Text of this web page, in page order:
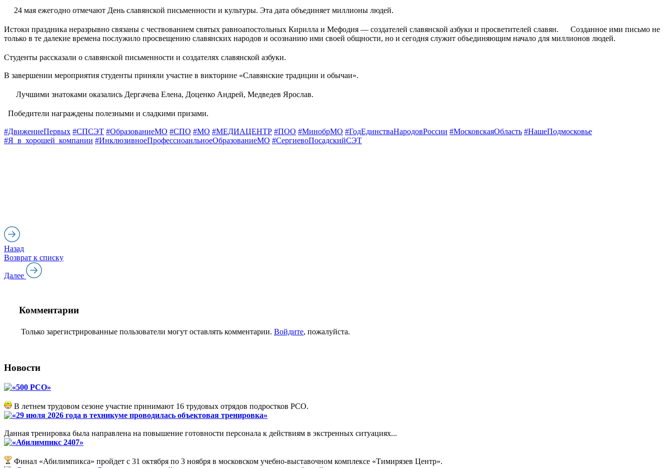
24 мая ежегодно отмечают День славянской письменности и культуры. Эта дата объединяет миллионы людей.
Истоки праздника неразрывно связаны с чествованием святых равноапостольных Кирилла и Мефодия — создателей славянской азбуки и просветителей славян.
Созданное ими письмо не
только в те далекие времена послужило просвещению славянских народов и осознанию ими своей общности, но и сегодня служит объединяющим начало для миллионов людей.
Студенты рассказали о славянской письменности и создателях славянской азбуки.
В завершении мероприятия студенты приняли участие в викторине «Славянские традиции и обычаи».
Лучшими знатоками оказались Дергачева Елена, Доценко Андрей, Медведев Ярослав.
Победители награждены полезными и сладкими призами.
#ДвижениеПервых #СПСЭТ #ОбразованиеМО #СПО #МО #МЕДИАЦЕНТР #ПОО #МинобрМО #ГодЕдинстваНародовРоссии #МосковскаяОбласть #НашеПодмосковье
#Я_в_хорошей_компании #ИнклюзивноеПрофессиоанльноеОбразованиеМО #СергиевоПосадскийСЭТ
Назад
Возврат к списку
Далее
Комментарии
Только зарегистрированные пользователи могут оставлять комментарии. Войдите, пожалуйста.
Новости
«500 РСО»
В летнем трудовом сезоне участие принимают 16 трудовых отрядов подростков РСО.
«29 июля 2026 года в техникуме проводилась объектовая тренировка»
Данная тренировка была направлена на повышение готовности персонала к действиям в экстренных ситуациях...
«Абилимпикс 2407»
Финал «Абилимпикса» пройдет с 31 октября по 3 ноября в московском учебно-выставочном комплексе «Тимирязев Центр».